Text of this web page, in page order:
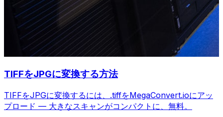
TIFFをJPGに変換する方法
TIFFをJPGに変換するには、.tiffをMegaConvert.ioにアッ
プロード — 大きなスキャンがコンパクトに、無料。